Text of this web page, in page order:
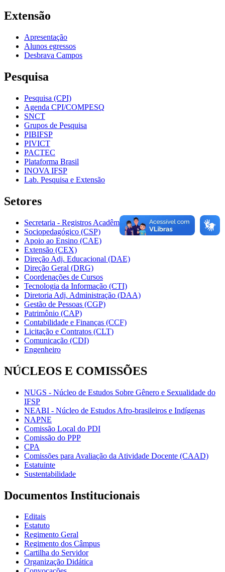
Extensão
Apresentação
Alunos egressos
Desbrava Campos
Pesquisa
Pesquisa (CPI)
Agenda CPI/COMPESQ
SNCT
Grupos de Pesquisa
PIBIFSP
PIVICT
PACTEC
Plataforma Brasil
INOVA IFSP
Lab. Pesquisa e Extensão
Setores
Secretaria - Registros Acadêmicos (CRA)
Sociopedagógico (CSP)
Apoio ao Ensino (CAE)
Extensão (CEX)
Direção Adj. Educacional (DAE)
Direção Geral (DRG)
Coordenações de Cursos
Tecnologia da Informação (CTI)
Diretoria Adj. Administração (DAA)
Gestão de Pessoas (CGP)
Patrimônio (CAP)
Contabilidade e Finanças (CCF)
Licitação e Contratos (CLT)
Comunicação (CDI)
Engenheiro
NÚCLEOS E COMISSÕES
NUGS - Núcleo de Estudos Sobre Gênero e Sexualidade do
IFSP
NEABI - Núcleo de Estudos Afro-brasileiros e Indígenas
NAPNE
Comissão Local do PDI
Comissão do PPP
CPA
Comissões para Avaliação da Atividade Docente (CAAD)
Estatuinte
Sustentabilidade
Documentos Institucionais
Editais
Estatuto
Regimento Geral
Regimento dos Câmpus
Cartilha do Servidor
Organização Didática